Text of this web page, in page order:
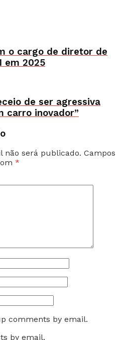
o cargo de diretor de
em 2025
de ser agressiva
carro inovador”
não será publicado. Campos
*
comments by email.
by email.